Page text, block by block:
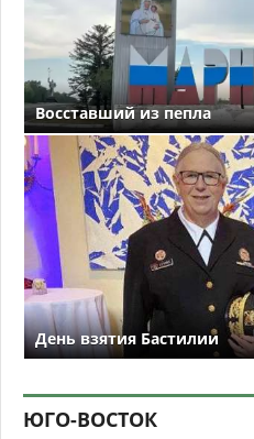
Восставший из пепла
День взятия Бастилии
ЮГО-ВОСТОК